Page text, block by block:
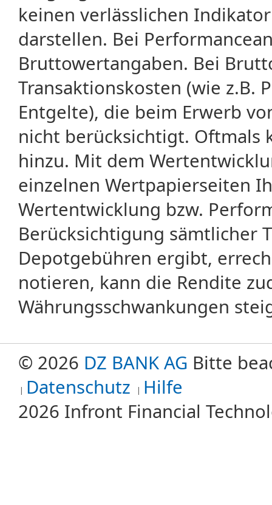
keinen verlässlichen
darstellen. Bei
Bruttowertangaben. Bei
Transaktionskosten (wie z.B.
Entgelte), die beim Erwerb
nicht berücksichtigt. Oftmals
hinzu. Mit dem
einzelnen Wertpapierseiten
Wertentwicklung bzw.
Berücksichtigung sämtlicher
Depotgebühren ergibt,
notieren, kann die Rendite
Währungsschwankungen
© 2026 DZ BANK AG Bitte
Datenschutz Hilfe
2026 Infront Financial